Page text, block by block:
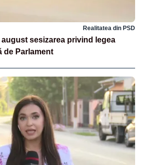
Realitatea din PSD
sesizarea privind legea
de Parlament